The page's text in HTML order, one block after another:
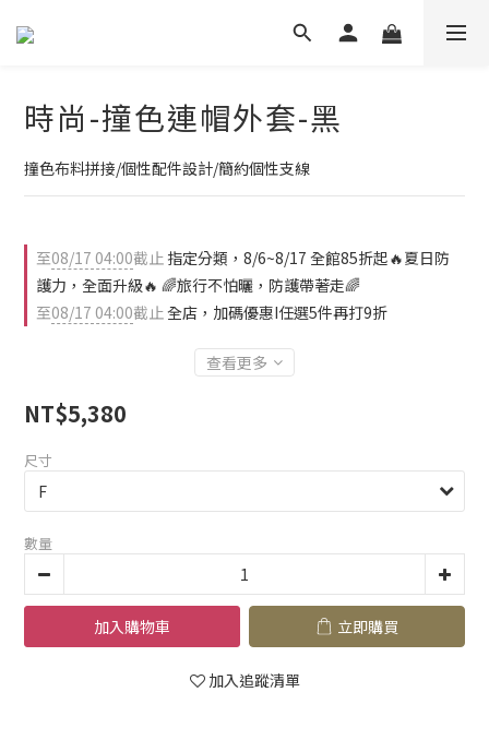
時尚-撞色連帽外套-黑
撞色布料拼接/個性配件設計/簡約個性支線
至08/17 04:00截止 指定分類，8/6~8/17 全館85折起🔥夏日防
護力，全面升級🔥 🌈旅行不怕曬，防護帶著走🌈
至08/17 04:00截止全店，加碼優惠I任選5件再打9折
查看更多
NT$5,380
尺寸
數量
加入購物車 立即購買
加入追蹤清單